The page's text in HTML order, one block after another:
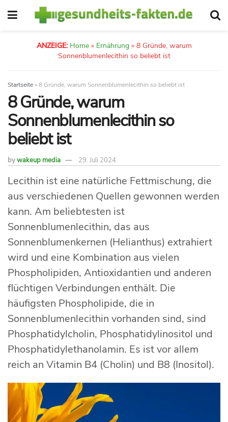
ANZEIGE: Home» Ernährung» 8 Gründe, warum
Sonnenblumenlecithin so beliebt ist
Startseite »8 Gründe, warum Sonnenblumenlecithin so beliebt ist
8 Gründe, warum
Sonnenblumenlecithin so
beliebt ist
bywakeup media 29. Juli 2024
Lecithin ist eine natürliche Fettmischung, die
aus verschiedenen Quellen gewonnen werden
kann. Am beliebtesten ist
Sonnenblumenlecithin, das aus
Sonnenblumenkernen (Helianthus) extrahiert
wird und eine Kombination aus vielen
Phospholipiden, Antioxidantien und anderen
flüchtigen Verbindungen enthält. Die
häufigsten Phospholipide, die in
Sonnenblumenlecithin vorhanden sind, sind
Phosphatidylcholin, Phosphatidylinositol und
Phosphatidylethanolamin. Es ist vor allem
reich an Vitamin B4 (Cholin) und B8 (Inositol).